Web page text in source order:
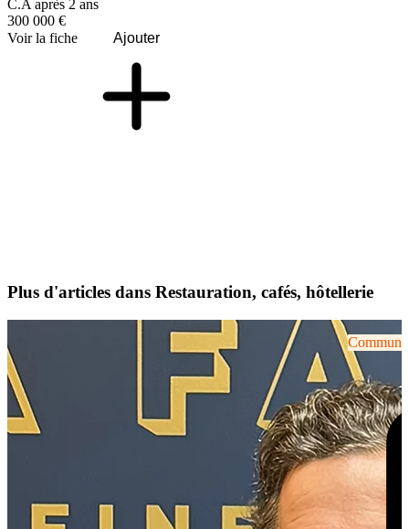
C.A après 2 ans
300 000 €
Voir la fiche
Ajouter
Plus d'articles dans Restauration, cafés, hôtellerie